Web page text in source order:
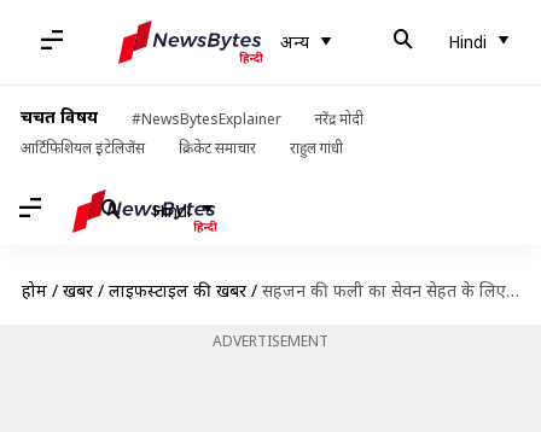
अन्य Hindi
चर्चित विषय #NewsBytesExplainer
नरेंद्र मोदी
आर्टिफिशियल इंटेलिजेंस
क्रिकेट समाचार राहुल गांधी
Hindi
होम / खबरें / लाइफस्टाइल की खबरें / सहजन की फली का सेवन सेहत के लिए है राम बाण, इससे बनाएं ये भारतीय व्यंजन
ADVERTISEMENT